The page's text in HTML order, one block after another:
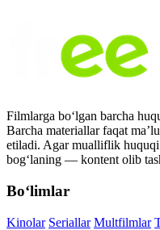
Filmlarga bo‘lgan barcha
Barcha materiallar faqat
etiladi. Agar mualliflik
bog‘laning — kontent olib
Bo‘limlar
Kinolar Seriallar Multfilmlar